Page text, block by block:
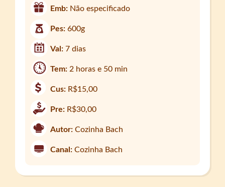
Emb: Não especificado
Pes:600g
Val:7 dias
Tem:2 horas e 50 min
Cus: R$15,00
Pre: R$30,00
Autor: Cozinha Bach
Canal: Cozinha Bach